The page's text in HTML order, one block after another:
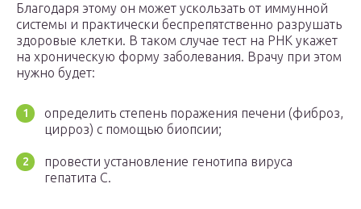
Благодаря этому он может ускользать от иммунной
системы и практически беспрепятственно разрушать
здоровые клетки. В таком случае тест на РНК укажет
на хроническую форму заболевания. Врачу при этом
нужно будет:
определить степень поражения печени (фиброз,
цирроз) с помощью биопсии;
провести установление генотипа вируса
гепатита С.